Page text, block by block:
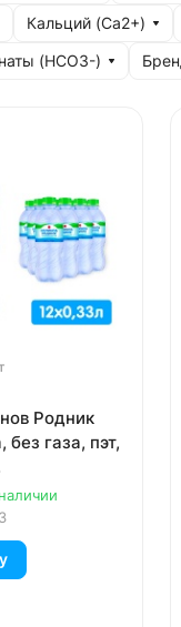
Кальций (Ca2+)
(HCO3-)
Родник
без газа, пэт,